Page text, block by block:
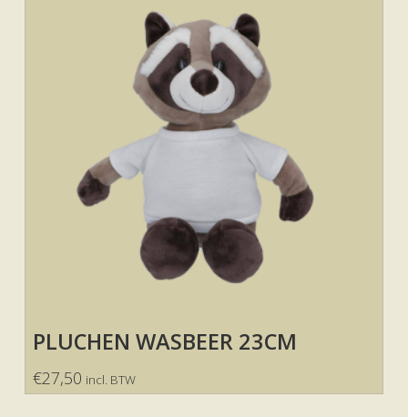
PLUCHEN WASBEER 23CM
€27,50 incl. BTW